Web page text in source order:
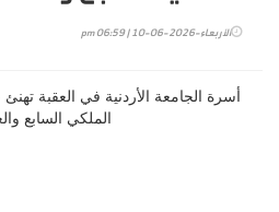
الأربعاء-2026-06-10 | 06:59 pm